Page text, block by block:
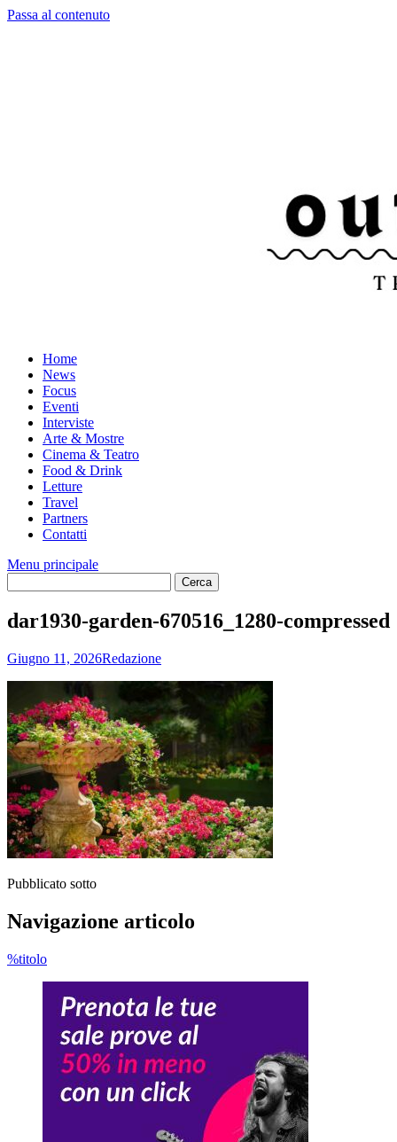
Passa al contenuto
Home
News
Focus
Eventi
Interviste
Arte & Mostre
Cinema & Teatro
Food & Drink
Letture
Travel
Partners
Contatti
Menu principale
dar1930-garden-670516_1280-compressed
Giugno 11, 2026Redazione
Pubblicato sotto
Navigazione articolo
%titolo